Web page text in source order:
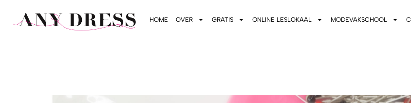
HOME OVER GRATIS ONLINE LESLOKAAL MODEVAKSCHOOL